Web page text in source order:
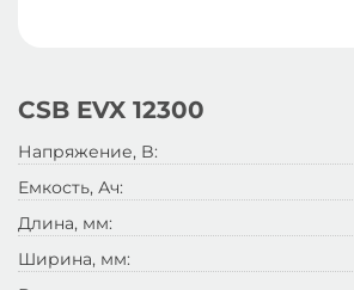
CSB EVX 12300
Напряжение, B:
Емкость, Ач:
Длина, мм:
Ширина, мм: